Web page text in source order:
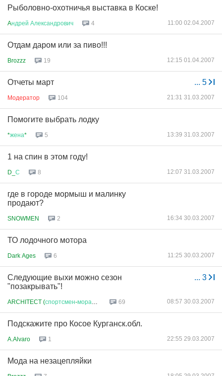
Рыболовно-охотничья выставка в Коске!
Aндрей Александрович 4 11:00 02.04.2007
Отдам даром или за пиво!!!
Brozzz 19 12:15 01.04.2007
... 5
Отчеты март
Модератор 104 21:31 31.03.2007
Помогите выбрать лодку
*жена* 5 13:39 31.03.2007
1 на спин в этом году!
D_ С 8 12:07 31.03.2007
где в городе мормыш и малинку
продают?
SNOWMEN 2 16:34 30.03.2007
ТО лодочного мотора
Dark Ages 6 11:25 30.03.2007
... 3
Следующие выхи можно сезон
"позакрывать"!
ARCHITECT (спортсмен-моралист 69 08:57 30.03.2007
Подскажите про Косое Курганск.обл.
A.Alvaro 1 22:55 29.03.2007
Мода на незацепляйки